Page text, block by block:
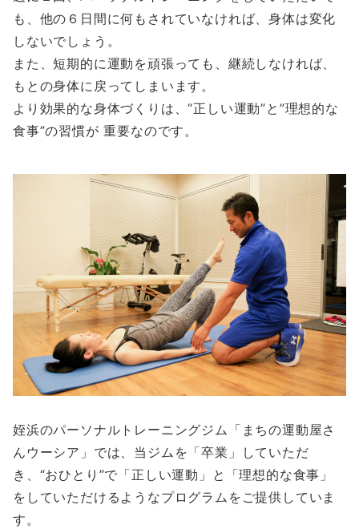
も、他の６日間に何もされていなければ、身体は変化
しないでしょう。
また、短期的に運動を頑張っても、継続しなければ、
もとの身体に戻ってしまいます。
より効果的な身体づくりは、“正しい運動”と”理想的な
食事”の習慣が 重要なのです。
姪浜のパーソナルトレーニングジム「まちの運動屋さ
んウーシア」では、当ジムを「卒業」していただ
き、“おひとり”で「正しい運動」と「理想的な食事」
をしていただけるようなプログラムをご提供していま
す。